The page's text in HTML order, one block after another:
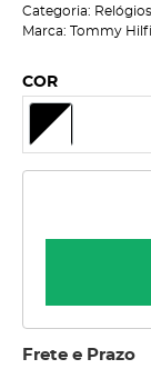
Categoria: Relógios
Marca: Tommy
COR
Frete e Prazo